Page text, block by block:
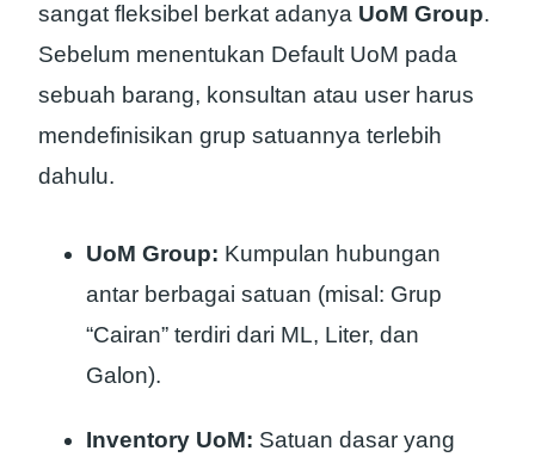
sangat fleksibel berkat adanya UoM Group.
Sebelum menentukan Default UoM pada
sebuah barang, konsultan atau user harus
mendefinisikan grup satuannya terlebih
dahulu.
UoM Group: Kumpulan hubungan
antar berbagai satuan (misal: Grup
“Cairan” terdiri dari ML, Liter, dan
Galon).
Inventory UoM: Satuan dasar yang